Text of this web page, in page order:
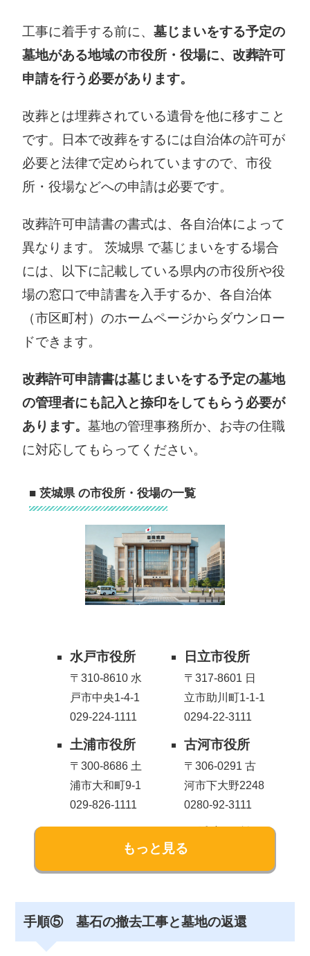
工事に着手する前に、墓じまいをする予定の
墓地がある地域の市役所・役場に、改葬許可
申請を行う必要があります。
改葬とは埋葬されている遺骨を他に移すこと
です。日本で改葬をするには自治体の許可が
必要と法律で定められていますので、市役
所・役場などへの申請は必要です。
改葬許可申請書の書式は、各自治体によって
異なります。 茨城県 で墓じまいをする場合
には、以下に記載している県内の市役所や役
場の窓口で申請書を入手するか、各自治体
（市区町村）のホームページからダウンロー
ドできます。
改葬許可申請書は墓じまいをする予定の墓地
の管理者にも記入と捺印をしてもらう必要が
あります。墓地の管理事務所か、お寺の住職
に対応してもらってください。
■ 茨城県 の市役所・役場の一覧
水戸市役所
〒310-8610 水
戸市中央1-4-1
029-224-1111
日立市役所
〒317-8601 日
立市助川町1-1-1
0294-22-3111
土浦市役所
〒300-8686 土
浦市大和町9-1
029-826-1111
古河市役所
〒306-0291 古
河市下大野2248
0280-92-3111
石岡市役所
〒315-8640 石
0299-23-1111
〒307-8501 結
城市中央町2丁
0296-32-1111
下妻市役所
手順⑤ 墓石の撤去工事と墓地の返還